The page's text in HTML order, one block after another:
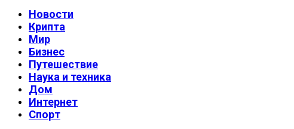
Новости
Крипта
Мир
Бизнес
Путешествие
Наука и техника
Дом
Интернет
Спорт